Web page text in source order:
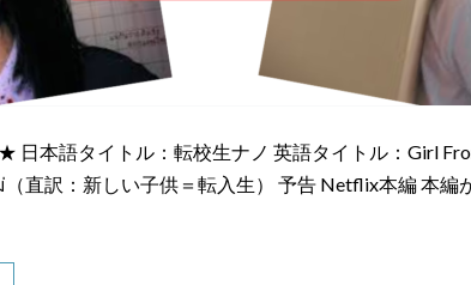
本語タイトル：転校生ナノ 英語タイトル：Girl
直訳：新しい子供＝転入生） 予告 Netflix本編 本編